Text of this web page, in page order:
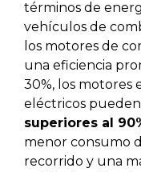
términos de
vehículos de
los motores de
una eficiencia
30%, los motores
eléctricos
superiores al
menor consumo
recorrido y una